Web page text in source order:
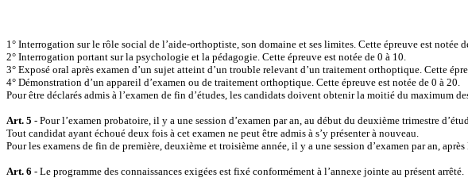
1° Interrogation sur le rôle social de l’aide-orthoptiste, son domaine et ses limites. Cette épreuve est notée
2° Interrogation portant sur la psychologie et la pédagogie. Cette épreuve est notée de 0 à 10.
3° Exposé oral après examen d’un sujet atteint d’un trouble relevant d’un traitement orthoptique. Cette
4° Démonstration d’un appareil d’examen ou de traitement orthoptique. Cette épreuve est notée de 0 à 20.
Pour être déclarés admis à l’examen de fin d’études, les candidats doivent obtenir la moitié du maximum
Art. 5 - Pour l’examen probatoire, il y a une session d’examen par an, au début du deuxième trimestre
Tout candidat ayant échoué deux fois à cet examen ne peut être admis à s’y présenter à nouveau.
Pour les examens de fin de première, deuxième et troisième année, il y a une session d’examen par an,
Art. 6 - Le programme des connaissances exigées est fixé conformément à l’annexe jointe au présent arrêté.